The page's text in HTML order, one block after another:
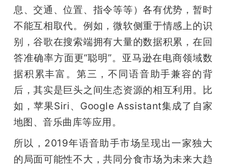
息、交通、位置、指令等等）各有优势，暂时
不能互相取代。例如，微软侧重于情感上的识
别，谷歌在搜索端拥有大量的数据积累，在回
答准确率方面更“聪明”。亚马逊在电商领域数
据积累丰富。第三，不同语音助手兼容的背
后，其实是巨头之间生态资源的相互利用。比
如，苹果Siri、Google Assistant集成了自家
地图、音乐曲库等应用。
所以，2019年语音助手市场呈现出一家独大
的局面可能性不大，共同分食市场为未来大趋